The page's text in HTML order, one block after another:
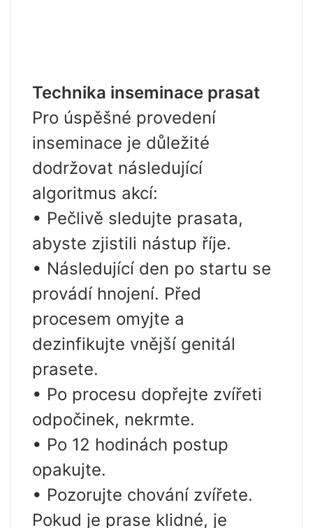
Technika inseminace prasat
Pro úspěšné provedení
inseminace je důležité
dodržovat následující
algoritmus akcí:
• Pečlivě sledujte prasata,
abyste zjistili nástup říje.
• Následující den po startu se
provádí hnojení. Před
procesem omyjte a
dezinfikujte vnější genitál
prasete.
• Po procesu dopřejte zvířeti
odpočinek, nekrmte.
• Po 12 hodinách postup
opakujte.
• Pozorujte chování zvířete.
Pokud je prase klidné, je